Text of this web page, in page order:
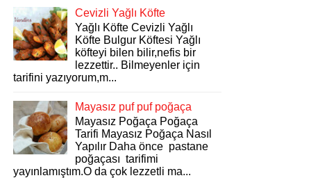
Cevizli Yağlı Köfte
Yağlı Köfte Cevizli Yağlı
Köfte Bulgur Köftesi Yağlı
köfteyi bilen bilir,nefis bir
lezzettir.. Bilmeyenler için
tarifini yazıyorum,m...
Mayasız puf puf poğaça
Mayasız Poğaça Poğaça
Tarifi Mayasız Poğaça Nasıl
Yapılır Daha önce pastane
poğaçası tarifimi
yayınlamıştım.O da çok lezzetli ma...